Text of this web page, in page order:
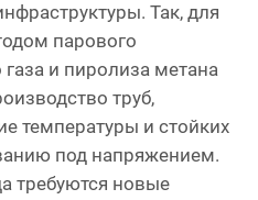
Так, для
парового
и пиролиза метана
труб,
температуры и стойких
под напряжением.
требуются новые